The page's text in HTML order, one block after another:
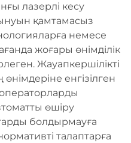
лазерлі кесу
қамтамасыз
немесе
жоғары өнімділік
Жауапкершілікті
енгізілген
өшіру
болдырмауға
талаптарға